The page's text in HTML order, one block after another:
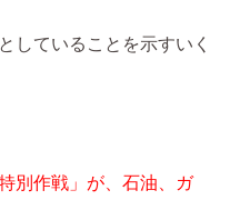
していることを示すいく
別作戦」が、石油、ガ